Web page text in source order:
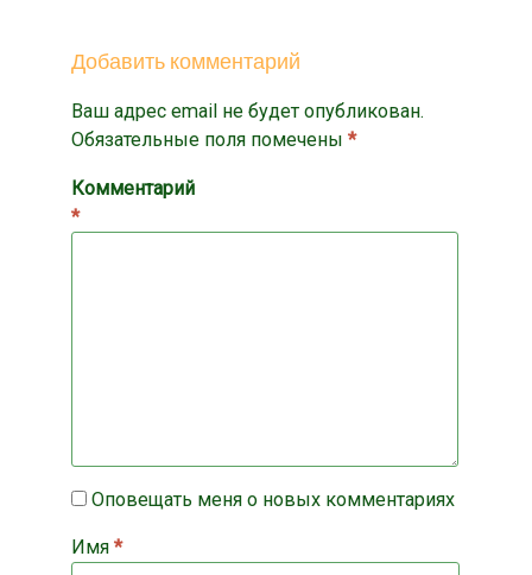
Добавить комментарий
Ваш адрес email не будет опубликован.
Обязательные поля помечены *
Комментарий
*
Оповещать меня о новых комментариях
Имя *